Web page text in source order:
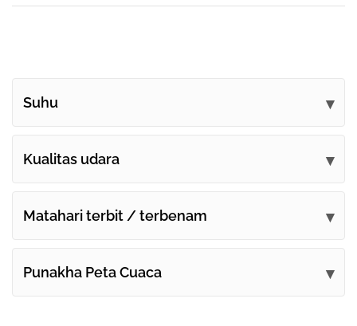
Suhu
Kualitas udara
Matahari terbit / terbenam
Punakha Peta Cuaca